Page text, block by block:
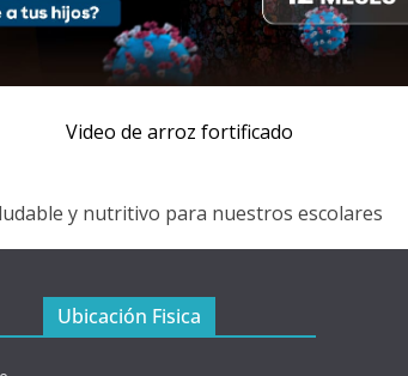
Video de arroz fortificado
y nutritivo para nuestros escolares
Ubicación Fisica